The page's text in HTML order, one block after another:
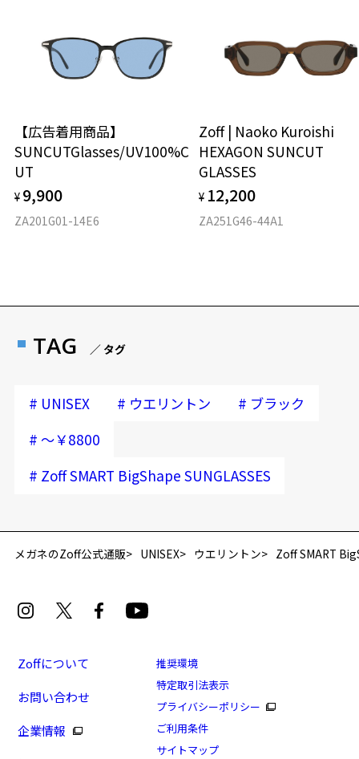
再入荷お知らせメールのお申し込み
[アウトレット価格]Zoff SMART BigShape
SUNGLASSES/紫外線カット率99.9%以上
商品番号：ZJ191G01-14E1/フレームカラー：ブラック/
【広告着用商品】
SUNCUTGlasses/UV100%C
UT
¥ 9,900
ZA201G01-14E6
Zoff | Naoko Kuroishi
HEXAGON SUNCUT
GLASSES
¥ 12,200
ZA251G46-44A1
TAG ／ タグ
# UNISEX # ウエリントン # ブラック
# ～￥8800
# Zoff SMART BigShape SUNGLASSES
メガネのZoff公式通販 UNISEX ウエリントン Zoff SMART
Zoffについて
お問い合わせ
企業情報
推奨環境
特定取引法表示
プライバシーポリシー
ご利用条件
サイトマップ